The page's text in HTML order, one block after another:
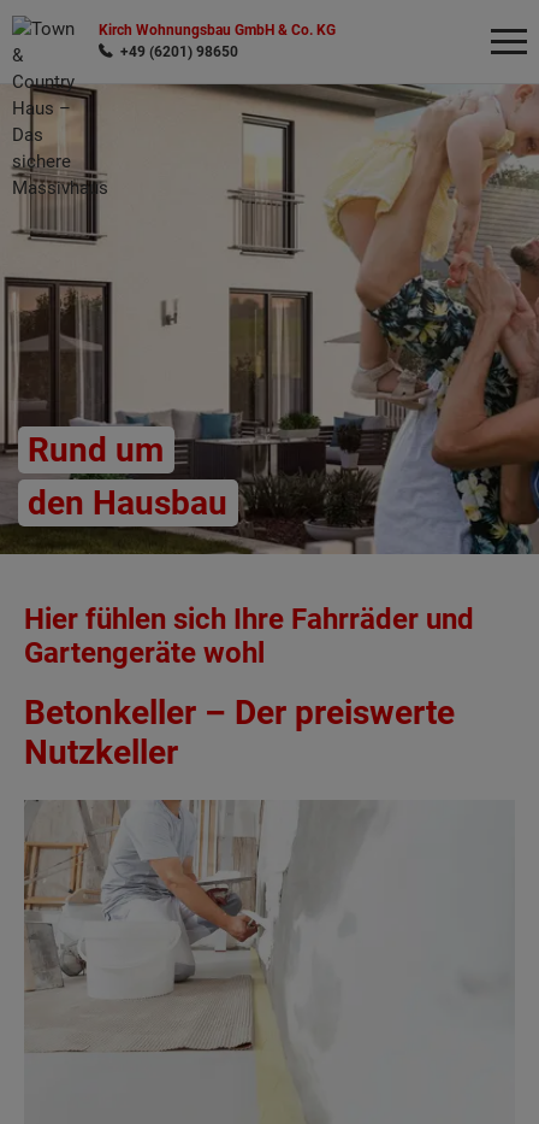
Kirch Wohnungsbau GmbH & Co. KG
+49 (6201) 98650
Rund um
den Hausbau
Hier fühlen sich Ihre Fahrräder und
Gartengeräte wohl
Betonkeller – Der preiswerte
Nutzkeller
Wonach möchten Sie suchen?